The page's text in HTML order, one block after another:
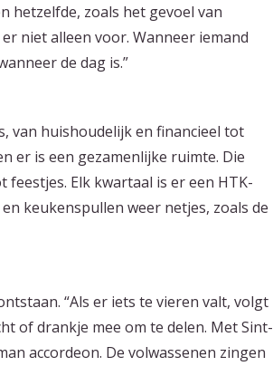
hetzelfde, zoals het gevoel van
niet alleen voor. Wanneer iemand
de dag is.”
van huishoudelijk en financieel tot
er is een gezamenlijke ruimte. Die
Elk kwartaal is er een HTK-
keukenspullen weer netjes, zoals de
“Als er iets te vieren valt, volgt
of drankje mee om te delen. Met Sint-
accordeon. De volwassenen zingen